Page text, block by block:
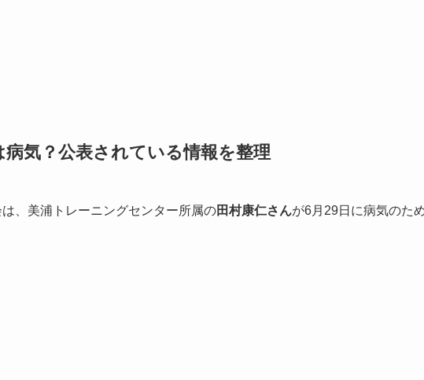
病気？公表されている情報を整理
、美浦トレーニングセンター所属の田村康仁さんが6月29日に病気のた